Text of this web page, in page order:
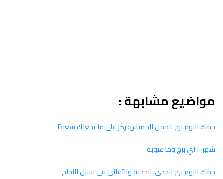
مواضيع مشابهة :
حظك اليوم برج الحمل الخميس: ركز على ما يجعلك سعيدًا
شهر ١٠ اي برج وما عيوبه
حظك اليوم برج الجدي: الجدية والتفاني في سبيل النجاح